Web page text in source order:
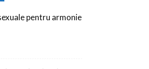
pentru armonie